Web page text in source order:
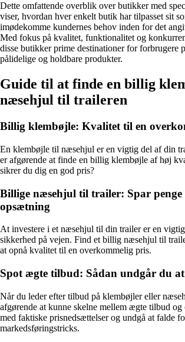
Dette omfattende overblik over butikker med
viser, hvordan hver enkelt butik har tilpasset sit
imødekomme kundernes behov inden for det
Med fokus på kvalitet, funktionalitet og
disse butikker prime destinationer for forbrugere
pålidelige og holdbare produkter.
Guide til at finde en billig
næsehjul til traileren
Billig klembøjle: Kvalitet til en
En klembøjle til næsehjul er en vigtig del af din
er afgørende at finde en billig klembøjle af høj
sikrer du dig en god pris?
Billige næsehjul til trailer: Spar
opsætning
At investere i et næsehjul til din trailer er en
sikkerhed på vejen. Find et billig næsehjul til
at opnå kvalitet til en overkommelig pris.
Spot ægte tilbud: Sådan undgår du at
Når du leder efter tilbud på klembøjler eller
afgørende at kunne skelne mellem ægte tilbud
med faktiske prisnedsættelser og undgå at falde
markedsføringstricks.